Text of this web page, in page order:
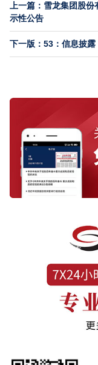
上一篇：雪龙集团股
示性公告
下一版：53：信息披露